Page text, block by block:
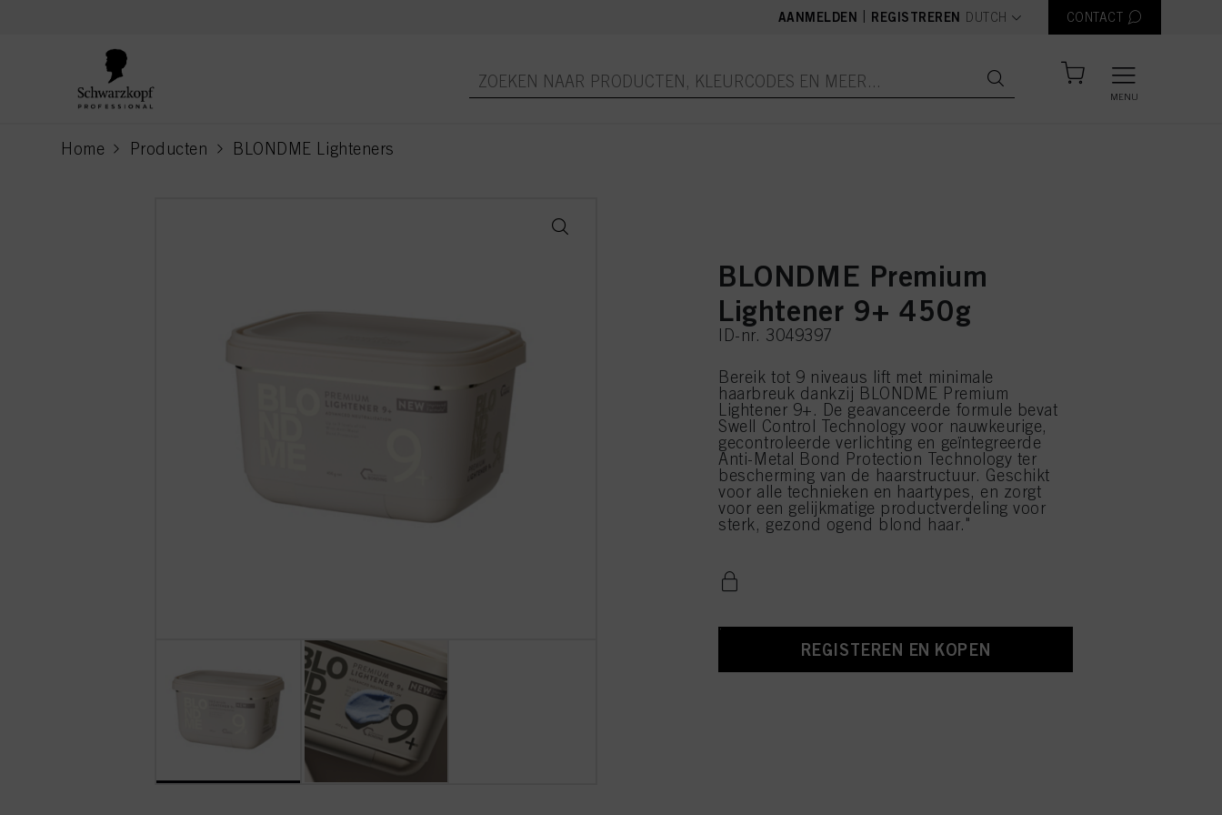
AANMELDEN REGISTREREN text.language
DUTCH CONTACT
MENU
Home Producten BLONDME Lighteners
current page
BLONDME Premium
Lightener 9+ 450g
ID-nr. 3049397
Bereik tot 9 niveaus lift met minimale
haarbreuk dankzij BLONDME Premium
Lightener 9+. De geavanceerde formule bevat
Swell Control Technology voor nauwkeurige,
gecontroleerde verlichting en geïntegreerde
Anti-Metal Bond Protection Technology ter
bescherming van de haarstructuur. Geschikt
voor alle technieken en haartypes, en zorgt
voor een gelijkmatige productverdeling voor
sterk, gezond ogend blond haar."
REGISTEREN EN KOPEN